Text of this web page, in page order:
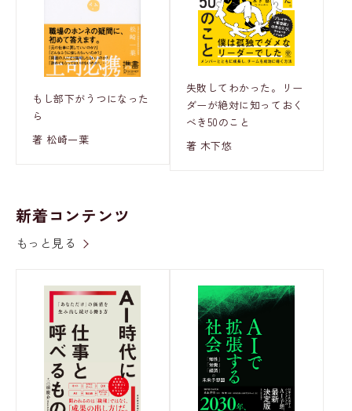
もし部下がうつになった
ら
著 松崎一葉
失敗してわかった。リー
ダーが絶対に知っておく
べき50のこと
著 木下悠
新着コンテンツ
もっと見る